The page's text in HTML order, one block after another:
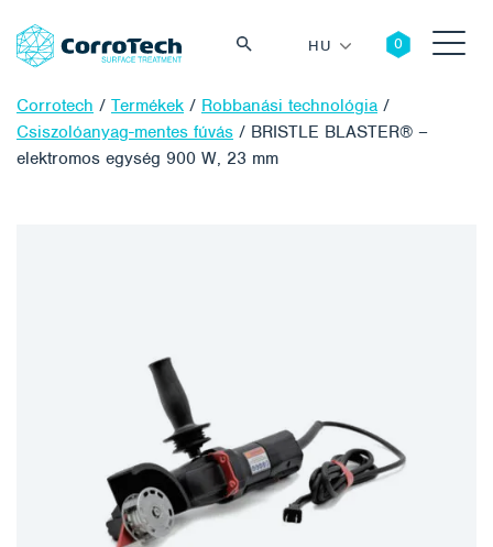
HU
Corrotech / Termékek / Robbanási technológia /
Csiszolóanyag-mentes fúvás / BRISTLE BLASTER® –
elektromos egység 900 W, 23 mm